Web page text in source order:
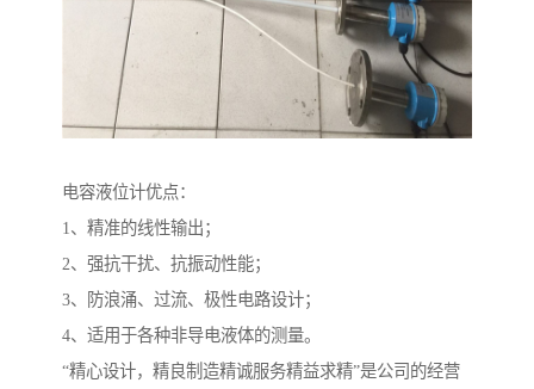
电容液位计优点：
1、精准的线性输出；
2、强抗干扰、抗振动性能；
3、防浪涌、过流、极性电路设计；
4、适用于各种非导电液体的测量。
“精心设计，精良制造精诚服务精益求精”是公司的经营